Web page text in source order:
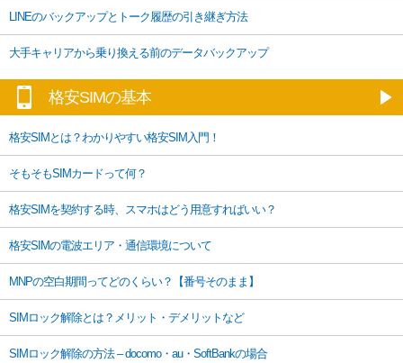
LINEのバックアップとトーク履歴の引き継ぎ方法
大手キャリアから乗り換える前のデータバックアップ
格安SIMの基本
格安SIMとは？わかりやすい格安SIM入門！
そもそもSIMカードって何？
格安SIMを契約する時、スマホはどう用意すればいい？
格安SIMの電波エリア・通信環境について
MNPの空白期間ってどのくらい？【番号そのまま】
SIMロック解除とは？メリット・デメリットなど
SIMロック解除の方法 – docomo・au・SoftBankの場合